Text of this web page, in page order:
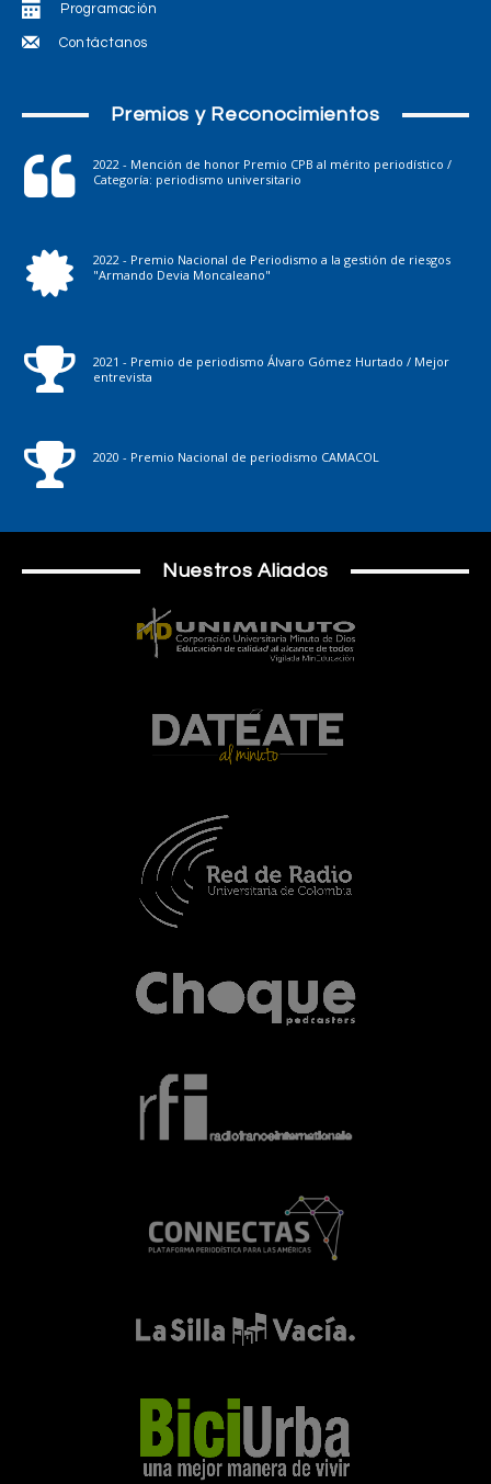
Programación
Contáctanos
Premios y Reconocimientos
2022 - Mención de honor Premio CPB al mérito periodístico /
Categoría: periodismo universitario
2022 - Premio Nacional de Periodismo a la gestión de riesgos
"Armando Devia Moncaleano"
2021 - Premio de periodismo Álvaro Gómez Hurtado / Mejor
entrevista
2020 - Premio Nacional de periodismo CAMACOL
Nuestros Aliados